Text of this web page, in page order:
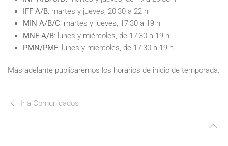
IFF A/B: martes y jueves, 20:30 a 22 h
MIN A/B/C: martes y jueves, 17:30 a 19 h
MNF A/B: lunes y miércoles, de 17:30 a 19 h
PMN/PMF: lunes y miercoles, de 17:30 a 19 h
Más adelante publicaremos los horarios de inicio de temporada.
Ir a Comunicados